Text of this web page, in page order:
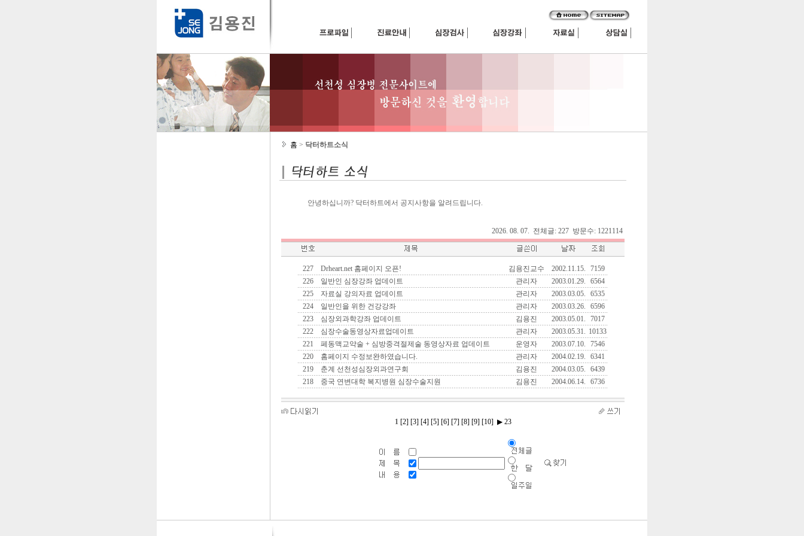
홈 > 닥터하트소식
안녕하십니까? 닥터하트에서 공지사항을 알려드립니다.
2026. 08. 07. 전체글: 227 방문수: 1221114
227 Drheart.net 홈페이지 오픈! 김용진교수 2002.11.15.
7159
226
일반인 심장강좌 업데이트 관리자 2003.01.29.
6564
225
자료실 강의자료 업데이트 관리자 2003.03.05.
6535
224
일반인을 위한 건강강좌 관리자 2003.03.26.
6596
223
심장외과학강좌 업데이트 김용진 2003.05.01.
7017
222
심장수술동영상자료업데이트 관리자 2003.05.31. 10133
221
페동맥교약술 + 심방중격절제술 동영상자료 업데이트 운영자 2003.07.10.
7546
220
홈페이지 수정보완하였습니다. 관리자 2004.02.19.
6341
219
춘계 선천성심장외과연구회 김용진 2004.03.05.
6439
218
중국 연변대학 복지병원 심장수술지원 김용진 2004.06.14. 6736
1 [2] [3] [4] [5] [6] [7] [8] [9] [10] ▶23